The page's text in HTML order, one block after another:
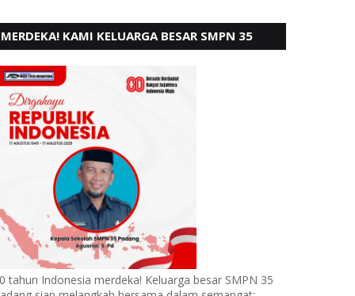
MERDEKA! KAMI KELUARGA BESAR SMPN 35
tahun Indonesia merdeka! Keluarga besar SMPN 35